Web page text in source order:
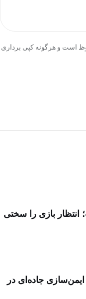
است و هرگونه کپی برداری
انتظار بازی را سختی
و اجرای ۲۲۲ مورد ایمن‌سازی جاده‌ای در